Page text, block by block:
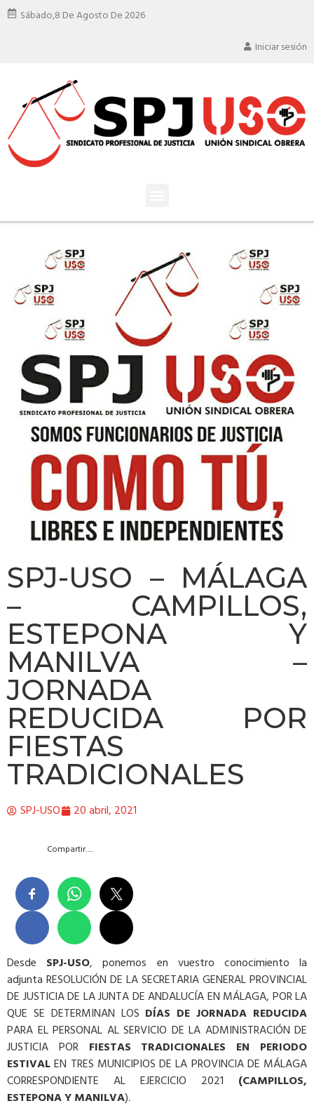
Sábado,8 De Agosto De 2026
Iniciar sesión
SPJ-USO – MÁLAGA
– CAMPILLOS,
ESTEPONA Y
MANILVA –
JORNADA
REDUCIDA POR
FIESTAS
TRADICIONALES
SPJ-USO 20 abril, 2021
Compartir….
Desde SPJ-USO, ponemos en vuestro conocimiento la
adjunta RESOLUCIÓN DE LA SECRETARIA GENERAL PROVINCIAL
DE JUSTICIA DE LA JUNTA DE ANDALUCÍA EN MÁLAGA, POR LA
QUE SE DETERMINAN LOS DÍAS DE JORNADA REDUCIDA
PARA EL PERSONAL AL SERVICIO DE LA ADMINISTRACIÓN DE
JUSTICIA POR FIESTAS TRADICIONALES EN PERIODO
ESTIVALEN TRES MUNICIPIOS DE LA PROVINCIA DE MÁLAGA
CORRESPONDIENTE AL EJERCICIO 2021 (CAMPILLOS,
ESTEPONA Y MANILVA).